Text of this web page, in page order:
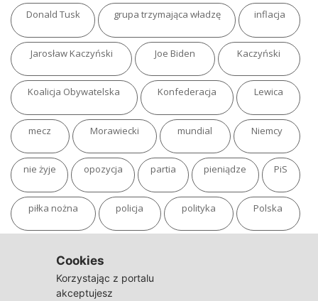
Donald Tusk grupa trzymająca władzę inflacja
Jarosław Kaczyński Joe Biden Kaczyński
Koalicja Obywatelska Konfederacja Lewica
mecz Morawiecki mundial Niemcy
nie żyje opozycja partia pieniądze PiS
piłka nożna policja polityka Polska
sąd TVN
Cookies
Korzystając z portalu
akceptujesz